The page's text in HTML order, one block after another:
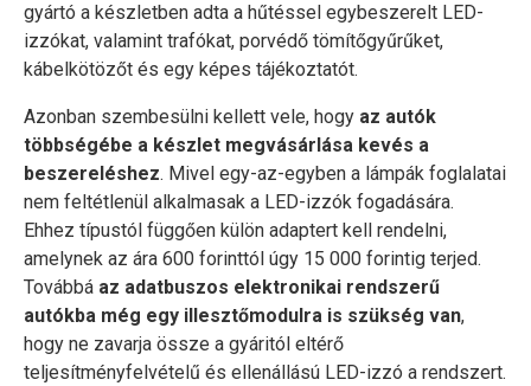
gyártó a készletben adta a hűtéssel egybeszerelt LED-
izzókat, valamint trafókat, porvédő tömítőgyűrűket,
kábelkötözőt és egy képes tájékoztatót.
Azonban szembesülni kellett vele, hogy az autók
többségébe a készlet megvásárlása kevés a
beszereléshez. Mivel egy-az-egyben a lámpák foglalatai
nem feltétlenül alkalmasak a LED-izzók fogadására.
Ehhez típustól függően külön adaptert kell rendelni,
amelynek az ára 600 forinttól úgy 15 000 forintig terjed.
Továbbá az adatbuszos elektronikai rendszerű
autókba még egy illesztőmodulra is szükség van,
hogy ne zavarja össze a gyáritól eltérő
teljesítményfelvételű és ellenállású LED-izzó a rendszert.